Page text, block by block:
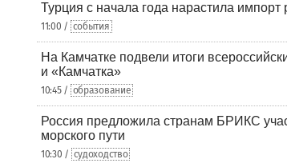
Турция с начала года нарастила импорт
11:00 / события
На Камчатке подвели итоги
и «Камчатка»
10:45 / образование
Россия предложила странам БРИКС
морского пути
10:30 / судоходство